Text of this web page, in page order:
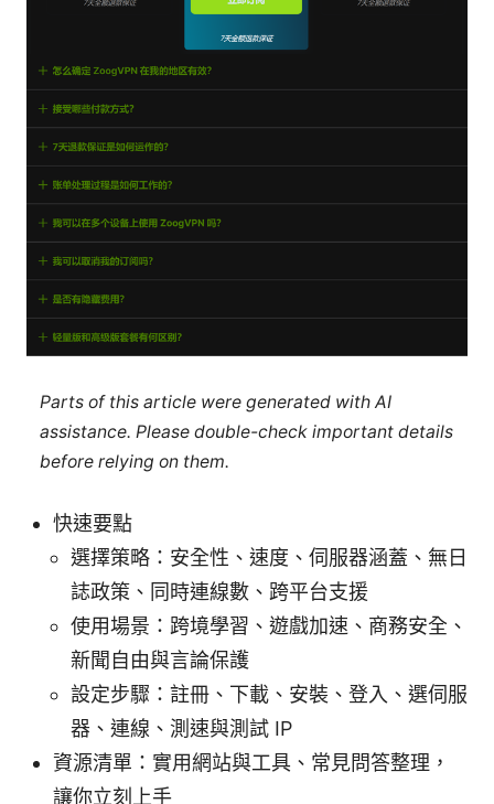
Parts of this article were generated with AI
assistance. Please double-check important details
before relying on them.
快速要點
選擇策略：安全性、速度、伺服器涵蓋、無日
誌政策、同時連線數、跨平台支援
使用場景：跨境學習、遊戲加速、商務安全、
新聞自由與言論保護
設定步驟：註冊、下載、安裝、登入、選伺服
器、連線、測速與測試 IP
資源清單：實用網站與工具、常見問答整理，
讓你立刻上手